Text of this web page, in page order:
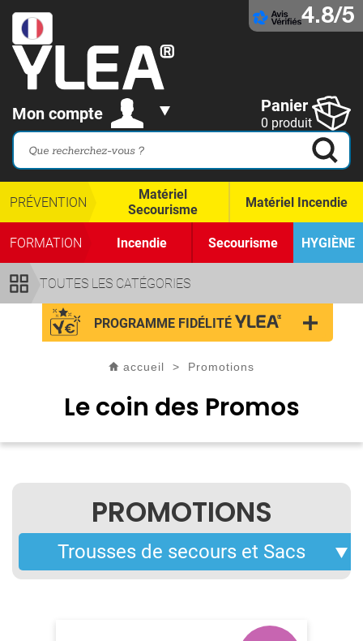
4.8/5
Mon compte Panier
0 produit
TOUTES LES CATÉGORIES
PRÉVENTION
Matériel
Secourisme
Matériel Incendie
FORMATION Incendie Secourisme HYGIÈNE
PROGRAMME FIDÉLITÉ
accueil > Promotions
Le coin des Promos
PROMOTIONS